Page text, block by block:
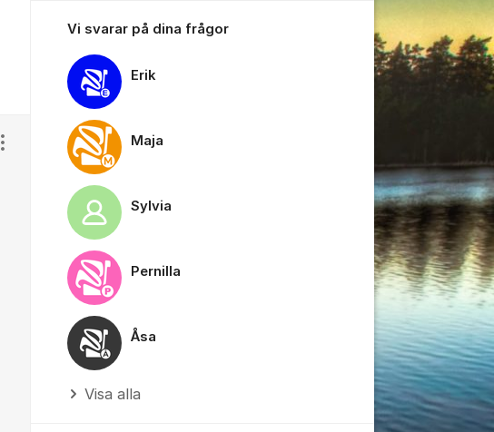
Visa/dölj inställningar för inlägg/kommentar
Vi svarar på dina frågor
Erik
Maja
Sylvia
Pernilla
Åsa
Visa alla